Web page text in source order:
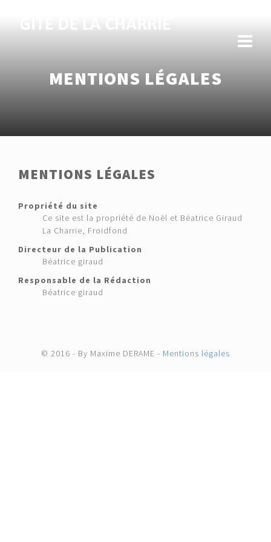
MENTIONS LÉGALES
MENTIONS LÉGALES
Propriété du site
Ce site est la propriété de Noël et Béatrice Giraud
La Charrie, Froidfond
Directeur de la Publication
Béatrice giraud
Responsable de la Rédaction
Béatrice giraud
© 2016 - By Maxime DERAME - Mentions légales